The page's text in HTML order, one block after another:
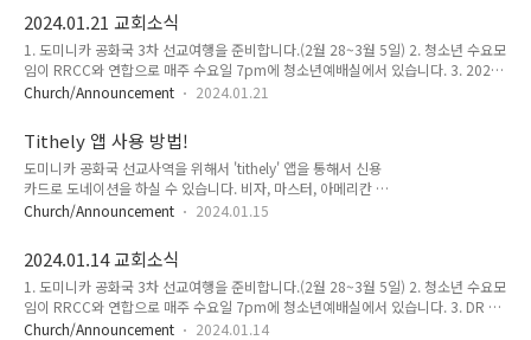
초대'를 함께 공부합니다.(성인, 어린이 함께)
2024.01.21 교회소식
1. 도미니카 공화국 3차 선교여행을 준비합니다.(2월 28~3월 5일) 2. 청소년 수요모
임이 RRCC와 연합으로 매주 수요일 7pm에 청소년예배실에서 있습니다. 3. 2024
년 선교헌금을 작정하는 시간을 다음주일부터 2주동안 가지려고 합니다. 4. 2023년
해주세요. * 집주소를 정확하게 알려주셔야 분실없이 영수증을 수령하실 수 있습니
다. * 영수증을 신청하지 않으셔도 자동적으로 우편발송이 됩니다. Marilyn Dye
Administrator 905-735-5898 (Church) office@riceroadcc.ca
Church/Announcement 2024.01.21
Tithely 앱 사용 방법!
도미니카 공화국 선교사역을 위해서 'tithely' 앱을 통해서 신용
카드로 도네이션을 하실 수 있습니다. 비자, 마스터, 아메리칸 익
스프레스 등 해외결제가 가능한 신용카드는 모두 사용이 가능합
와 같은 앱을 찾으실 수 있습니다.(이메일로 가입) 2. 가입을 완
료하신 후에 검색창에 'Rice Road Community Church'를 검
색하고, 'Give Now'를 클릭합니다. 교회의 주소가 맞는지도 꼭
확인 해주세요.(305 Rice Road Welland, ON) 3. 그러면 아래
의 화면이 나오는데요. 'Amount' 에 도네이션 금액(캐나다 달러
Church/Announcement 2024.01.15
2024.01.14 교회소식
1. 도미니카 공화국 3차 선교여행을 준비합니다.(2월 28~3월 5일) 2. 청소년 수요모
임이 RRCC와 연합으로 매주 수요일 7pm에 청소년예배실에서 있습니다. 3. DR 선
교를 위한 기도모임이 있습니다.(1월 20일(토), 8AM) – 줌 링크는 기도편지 참고 4.
Church/Announcement 2024.01.14